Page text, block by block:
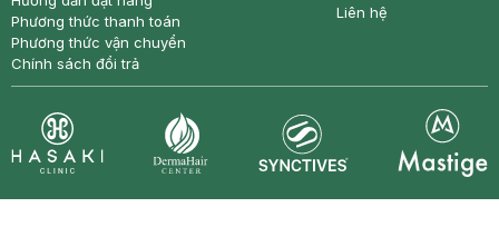
Phương thức thanh toán
Phương thức vận chuyển
Chính sách đổi trả
Liên hệ